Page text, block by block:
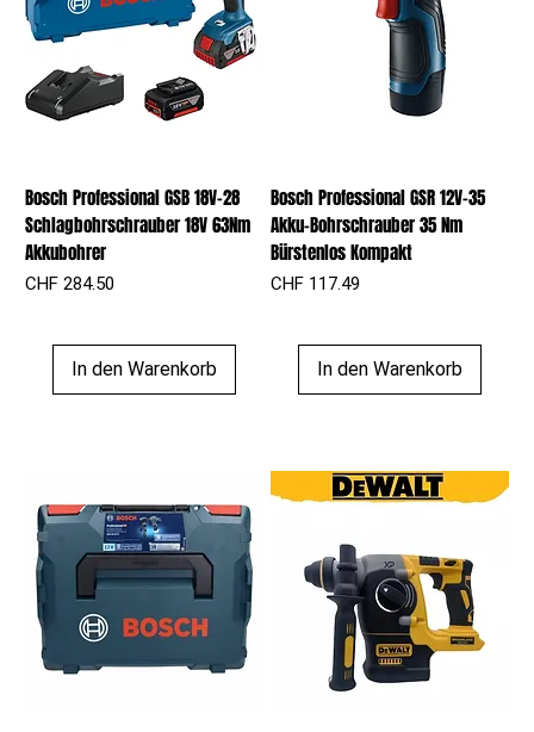
Bosch Professional GSB 18V-28
Schlagbohrschrauber 18V 63Nm
Akkubohrer
Preis
CHF 284.50
In den Warenkorb
Bosch Professional GSR 12V-35
Akku-Bohrschrauber 35 Nm
Bürstenlos Kompakt
Preis
CHF 117.49
In den Warenkorb